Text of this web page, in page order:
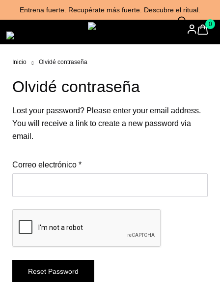
Entrena fuerte. Recupérate más fuerte. Descubre el ritual.
0
Inicio Olvidé contraseña
Olvidé contraseña
Lost your password? Please enter your email address.
You will receive a link to create a new password via
email.
Correo electrónico *
Reset Password